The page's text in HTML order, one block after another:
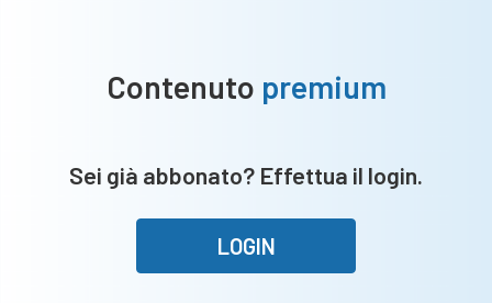
Contenuto premium
Sei già abbonato? Effettua il login.
LOGIN